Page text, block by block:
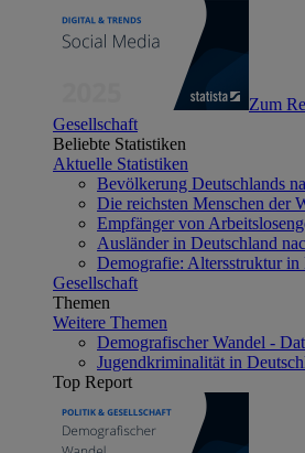
Zum
Gesellschaft
Beliebte Statistiken
Aktuelle Statistiken
Bevölkerung Deutschlands
Die reichsten Menschen der
Empfänger von
Ausländer in Deutschland
Demografie: Altersstruktur in
Gesellschaft
Themen
Weitere Themen
Demografischer Wandel -
Jugendkriminalität in
Top Report